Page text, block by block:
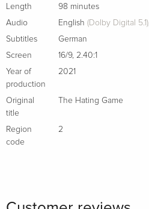
Length
98 minutes
Audio
English (Dolby Digital 5.1)
Subtitles
German
Screen
16/9, 2.40:1
Year of
production
2021
Original
title
The Hating Game
Region
code
2